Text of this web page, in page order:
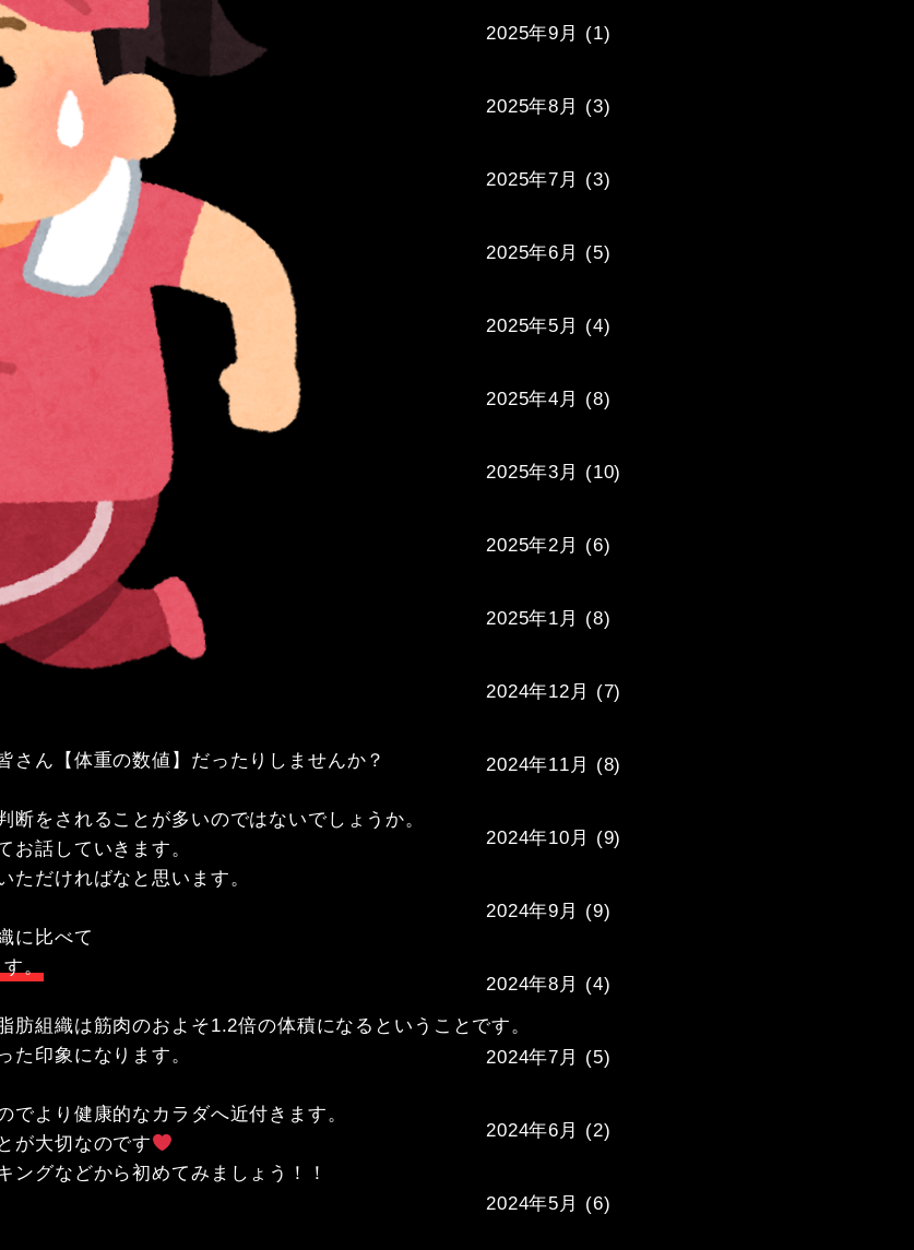
さん【体重の数値】だったりしませんか？
断をされることが多いのではないでしょうか。
お話していきます。
ただければなと思います。
。
組織は筋肉のおよそ1.2倍の体積になるということです。
た印象になります。
でより健康的なカラダへ近付きます。
が大切なのです
ングなどから初めてみましょう！！
2025年9月 (1)
2025年8月 (3)
2025年7月 (3)
2025年6月 (5)
2025年5月 (4)
2025年4月 (8)
2025年3月 (10)
2025年2月 (6)
2025年1月 (8)
2024年12月 (7)
2024年11月 (8)
2024年10月 (9)
2024年9月 (9)
2024年8月 (4)
2024年7月 (5)
2024年6月 (2)
2024年5月 (6)